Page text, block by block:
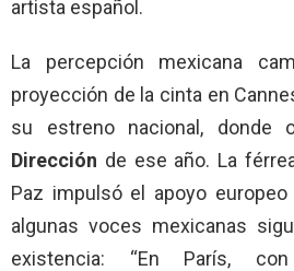
artista español.
La percepción mexicana
proyección de la cinta en
su estreno nacional, donde
Dirección de ese año. La
Paz impulsó el apoyo europeo
algunas voces mexicanas
existencia: “En París,